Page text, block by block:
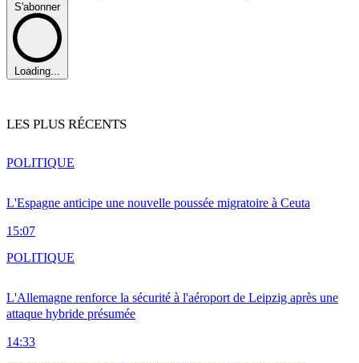
S'abonner
Loading...
LES PLUS RÉCENTS
L'Espagne anticipe une nouvelle poussée migratoire à Ceuta
15:07
POLITIQUE
L'Allemagne renforce la sécurité à l'aéroport de Leipzig après une
attaque hybride présumée
14:33
POLITIQUE